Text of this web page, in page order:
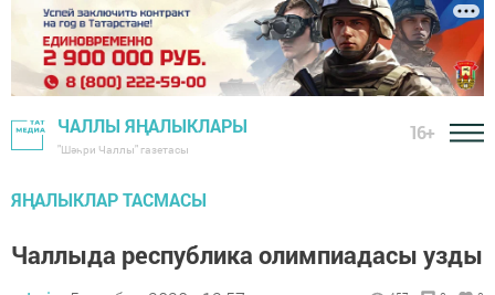
ЧАЛЛЫ ЯҢАЛЫКЛАРЫ
"Шәһри Чаллы" газетасы
16+
ЯҢАЛЫКЛАР ТАСМАСЫ
Чаллыда республика олимпиадасы узды